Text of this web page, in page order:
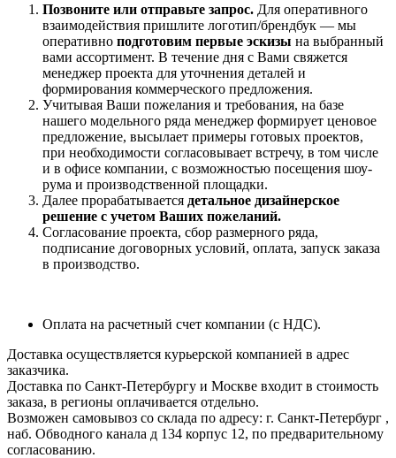
Позвоните или отправьте запрос. Для оперативного
взаимодействия пришлите логотип/брендбук — мы
оперативно подготовим первые эскизы на выбранный
вами ассортимент. В течение дня с Вами свяжется
менеджер проекта для уточнения деталей и
формирования коммерческого предложения.
Учитывая Ваши пожелания и требования, на базе
нашего модельного ряда менеджер формирует ценовое
предложение, высылает примеры готовых проектов,
при необходимости согласовывает встречу, в том числе
и в офисе компании, с возможностью посещения шоу-
рума и производственной площадки.
Далее прорабатывается детальное дизайнерское
решение с учетом Ваших пожеланий.
Согласование проекта, сбор размерного ряда,
подписание договорных условий, оплата, запуск заказа
в производство.
Оплата на расчетный счет компании (с НДС).
Доставка осуществляется курьерской компанией в адрес
заказчика.
Доставка по Санкт-Петербургу и Москве входит в стоимость
заказа, в регионы оплачивается отдельно.
Возможен самовывоз со склада по адресу: г. Санкт-Петербург ,
наб. Обводного канала д 134 корпус 12, по предварительному
согласованию.